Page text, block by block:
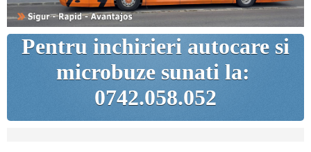
Pentru inchirieri autocare si
microbuze sunati la:
0742.058.052